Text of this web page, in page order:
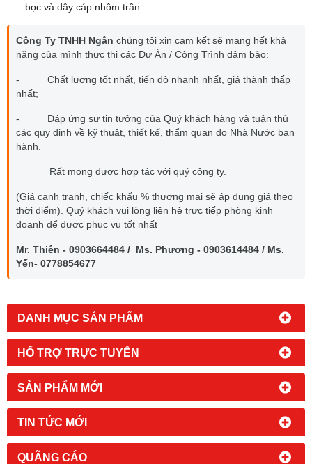
DANH MỤC SẢN PHẨM
HỔ TRỢ TRỰC TUYẾN
SẢN PHẨM MỚI
TIN TỨC MỚI
QUÃNG CÁO
bọc và dây cáp nhôm trần.
Công Ty TNHH Ngân chúng tôi xin cam kết sẽ mang hết khả
năng của mình thực thi các Dự Án / Công Trình đảm bảo:
- Chất lượng tốt nhất, tiến độ nhanh nhất, giá thành thấp
nhất;
- Đáp ứng sự tin tưởng của Quý khách hàng và tuân thủ
các quy định về kỹ thuật, thiết kế, thẩm quan do Nhà Nước ban
hành.
Rất mong được hợp tác với quý công ty.
(Giá cạnh tranh, chiếc khấu % thương mại sẽ áp dụng giá theo
thời điểm). Quý khách vui lòng liên hệ trực tiếp phòng kinh
doanh để được phục vụ tốt nhất
Mr. Thiên - 0903664484 / Ms. Phương - 0903614484 / Ms.
Yến- 0778854677